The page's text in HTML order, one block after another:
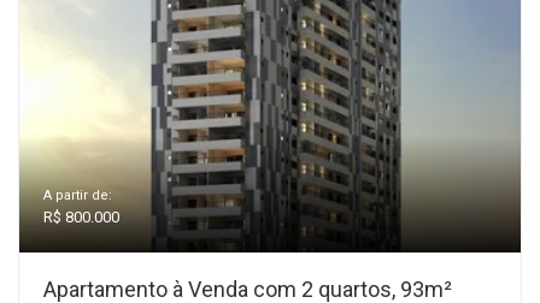
A partir de:
R$ 800.000
Apartamento à Venda com 2 quartos, 93m²